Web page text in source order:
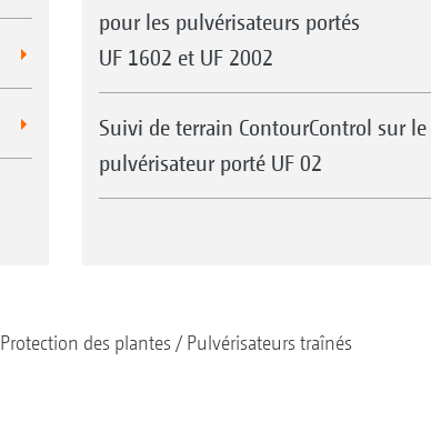
pour les pulvérisateurs portés
UF 1602 et UF 2002
Suivi de terrain ContourControl sur le
pulvérisateur porté UF 02
Protection des plantes Pulvérisateurs traînés